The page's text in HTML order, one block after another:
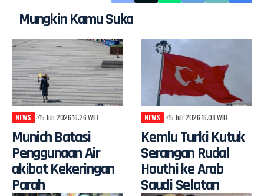
Mungkin Kamu Suka
NEWS 15 Juli 2026 16:26 WIB
Munich Batasi
Penggunaan Air
akibat Kekeringan
Parah
NEWS 15 Juli 2026 16:08 WIB
Kemlu Turki Kutuk
Serangan Rudal
Houthi ke Arab
Saudi Selatan